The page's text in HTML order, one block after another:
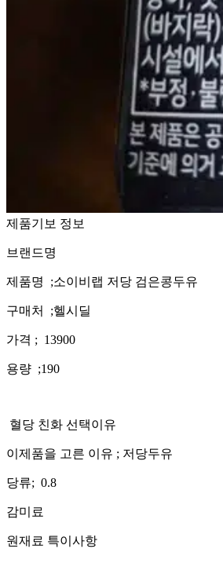
제품기보 정보
브랜드명
제품명 ;소이비랩 저당 검은콩두유
구매처 ;헬시딜
가격 ; 13900
용량 ;190
혈당 친화 선택이유
이제품을 고른 이유 ; 저당두유
당류; 0.8
감미료
원재료 특이사항